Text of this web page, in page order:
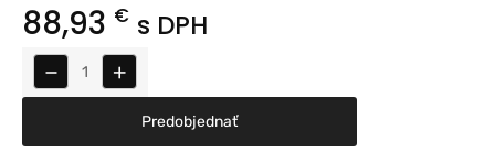
88,93 € s DPH
− +
Predobjednať